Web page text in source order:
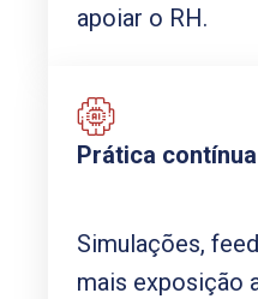
apoiar o RH.
Prática
Simulações,
mais exposição